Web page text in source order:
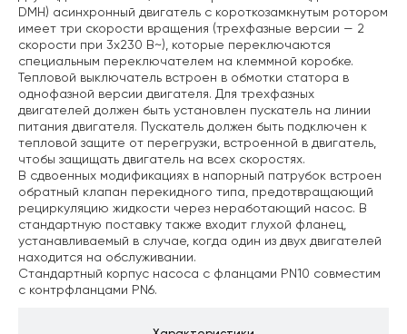
DMH) асинхронный двигатель с короткозамкнутым ротором
имеет три скорости вращения (трехфазные версии — 2
скорости при 3х230 В~), которые переключаются
специальным переключателем на клеммной коробке.
Тепловой выключатель встроен в обмотки статора в
однофазной версии двигателя. Для трехфазных
двигателей должен быть установлен пускатель на линии
питания двигателя. Пускатель должен быть подключен к
тепловой защите от перегрузки, встроенной в двигатель,
чтобы защищать двигатель на всех скоростях.
В сдвоенных модификациях в напорный патрубок встроен
обратный клапан перекидного типа, предотвращающий
рециркуляцию жидкости через неработающий насос. В
стандартную поставку также входит глухой фланец,
устанавливаемый в случае, когда один из двух двигателей
находится на обслуживании.
Стандартный корпус насоса с фланцами PN10 совместим
с контрфланцами PN6.